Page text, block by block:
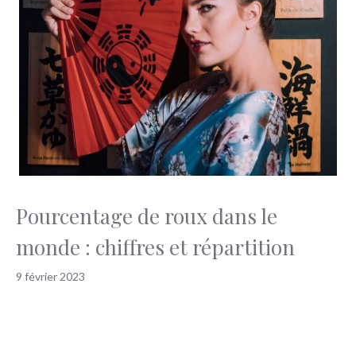
Pourcentage de roux dans le
monde : chiffres et répartition
9 février 2023